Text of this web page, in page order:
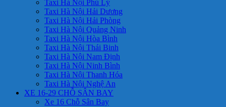
Taxi Hà Nội Phủ Lý
Taxi Hà Nội Hải Dương
Taxi Hà Nội Hải Phòng
Taxi Hà Nội Quảng Ninh
Taxi Hà Nội Hòa Bình
Taxi Hà Nội Thái Binh
Taxi Hà Nội Nam Định
Taxi Hà Nội Ninh Bình
Taxi Hà Nội Thanh Hóa
Taxi Hà Nội Nghệ An
XE 16-29 CHỖ SÂN BAY
Xe 16 Chỗ Sân Bay